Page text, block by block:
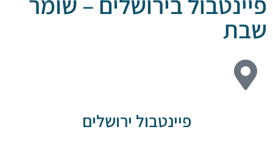
פיינטבול ירושלים